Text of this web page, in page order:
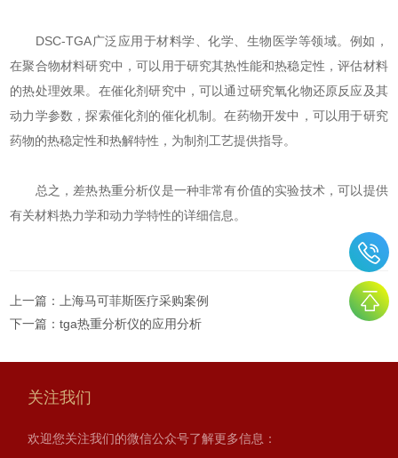
DSC-TGA广泛应用于材料学、化学、生物医学等领域。例如，
在聚合物材料研究中，可以用于研究其热性能和热稳定性，评估材料
的热处理效果。在催化剂研究中，可以通过研究氧化物还原反应及其
动力学参数，探索催化剂的催化机制。在药物开发中，可以用于研究
药物的热稳定性和热解特性，为制剂工艺提供指导。
总之，差热热重分析仪是一种非常有价值的实验技术，可以提供
有关材料热力学和动力学特性的详细信息。
上一篇：上海马可菲斯医疗采购案例
下一篇：tga热重分析仪的应用分析
关注我们
欢迎您关注我们的微信公众号了解更多信息：